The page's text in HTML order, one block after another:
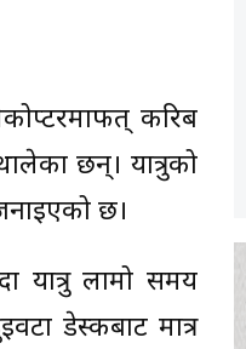
करिब
छन्। यात्रुको
छ।
यात्रु लामो समय
डेस्कबाट मात्र